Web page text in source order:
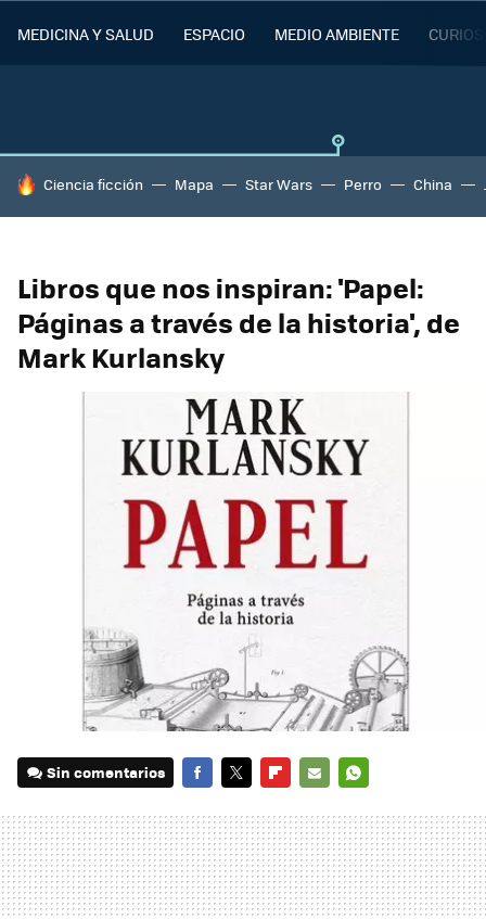
MEDICINA Y SALUD ESPACIO MEDIO AMBIENTE
HOY SE HABLA DE
Ciencia ficción Mapa Star Wars Perro China
Libros que nos inspiran: 'Papel:
Páginas a través de la historia', de
Mark Kurlansky
Sin comentarios
MAIL